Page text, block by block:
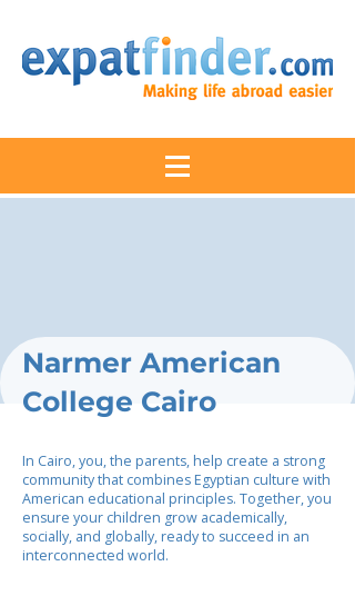
Narmer American
College Cairo
In Cairo, you, the parents, help create a strong
community that combines Egyptian culture with
American educational principles. Together, you
ensure your children grow academically,
socially, and globally, ready to succeed in an
interconnected world.